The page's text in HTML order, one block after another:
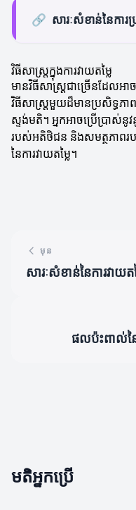
🔗 សារៈសំខាន់នៃការ
វិធីសាស្ត្រក្នុងការវាយតម្លៃ
មានវិធីសាស្ត្រជាច្រើនដែលអា
វិធីសាស្ត្រមួយដ៏មានប្រសិទ្ធភ
ស្ទង់មតិ។ អ្នកអាចប្រើប្រាស់នូ
របស់អតិថិជន និងសមត្ថភាពរ
នៃការវាយតម្លៃ។
មុន
សារៈសំខាន់នៃការវាយត
ផលប៉ះពាល់នៃ
មតិអ្នកប្រើ